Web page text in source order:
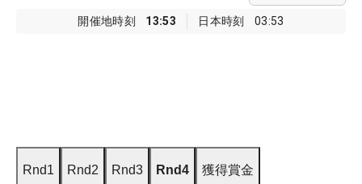
開催地時刻 13:53 日本時刻 03:53
Rnd1 Rnd2 Rnd3 Rnd4 獲得賞金